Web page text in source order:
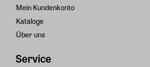
Mein Kundenkonto
Kataloge
Über uns
Service